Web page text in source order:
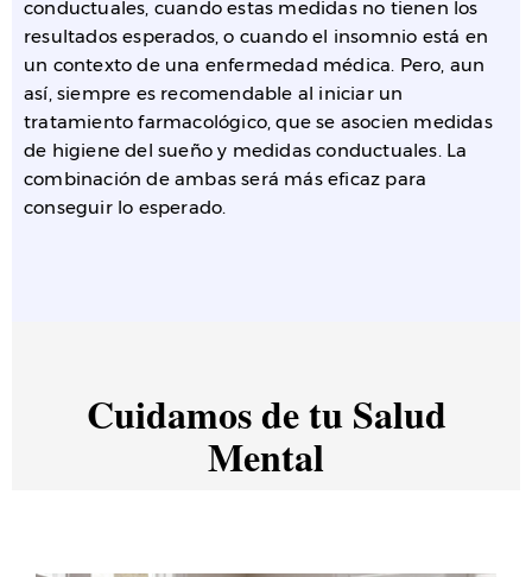
conductuales, cuando estas medidas no tienen los
resultados esperados, o cuando el insomnio está en
un contexto de una enfermedad médica. Pero, aun
así, siempre es recomendable al iniciar un
tratamiento farmacológico, que se asocien medidas
de higiene del sueño y medidas conductuales. La
combinación de ambas será más eficaz para
conseguir lo esperado.
Cuidamos de tu Salud
Mental